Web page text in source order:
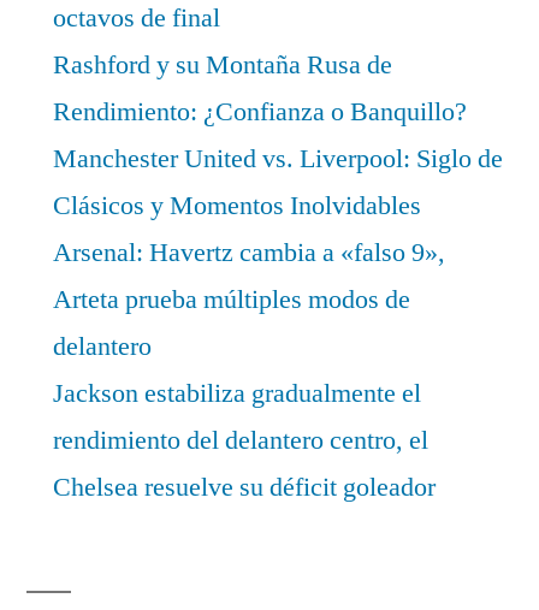
octavos de final
Rashford y su Montaña Rusa de
Rendimiento: ¿Confianza o Banquillo?
Manchester United vs. Liverpool: Siglo de
Clásicos y Momentos Inolvidables
Arsenal: Havertz cambia a «falso 9»,
Arteta prueba múltiples modos de
delantero
Jackson estabiliza gradualmente el
rendimiento del delantero centro, el
Chelsea resuelve su déficit goleador